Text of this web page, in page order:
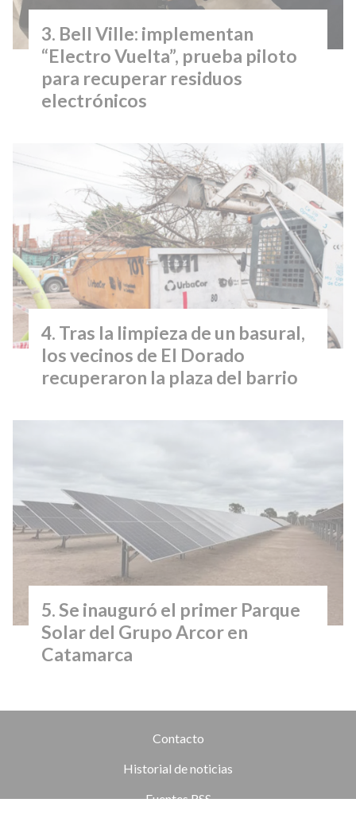
Bell Ville: implementan
“Electro Vuelta”, prueba piloto
para recuperar residuos
electrónicos
Tras la limpieza de un basural,
los vecinos de El Dorado
recuperaron la plaza del barrio
Se inauguró el primer Parque
Solar del Grupo Arcor en
Catamarca
Contacto
Historial de noticias
Fuentes RSS